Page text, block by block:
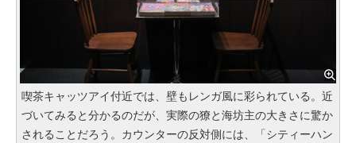
喫茶キャッツアイ付近では、壁もレンガ風に彩られている。近
づいてみると分かるのだが、実際の獠と海坊主の大きさに驚か
されることだろう。カウンターの反対側には、「シティーハン